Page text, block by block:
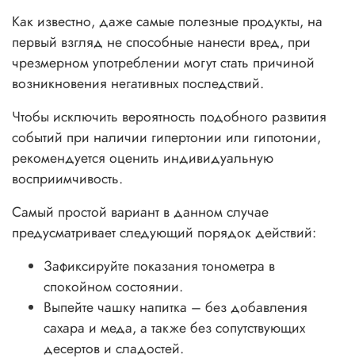
Как известно, даже самые полезные продукты, на
первый взгляд не способные нанести вред, при
чрезмерном употреблении могут стать причиной
возникновения негативных последствий.
Чтобы исключить вероятность подобного развития
событий при наличии гипертонии или гипотонии,
рекомендуется оценить индивидуальную
восприимчивость.
Самый простой вариант в данном случае
предусматривает следующий порядок действий:
Зафиксируйте показания тонометра в
спокойном состоянии.
Выпейте чашку напитка – без добавления
сахара и меда, а также без сопутствующих
десертов и сладостей.